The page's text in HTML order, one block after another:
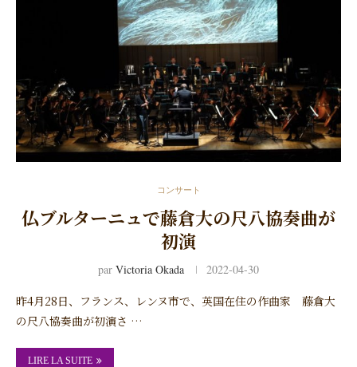
コンサート
仏ブルターニュで藤倉大の尺八協奏曲が
初演
par Victoria Okada 2022-04-30
昨4月28日、フランス、レンヌ市で、英国在住の作曲家 藤倉大
の尺八協奏曲が初演さ …
LIRE LA SUITE